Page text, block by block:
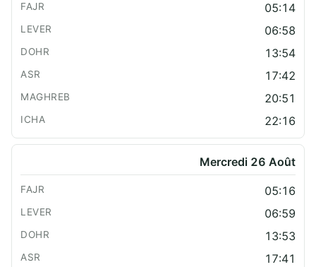
05:14
06:58
13:54
17:42
20:51
22:16
Mercredi 26 Août
05:16
06:59
13:53
17:41